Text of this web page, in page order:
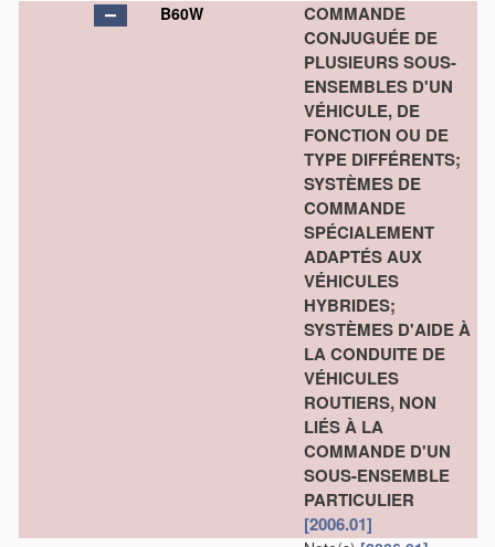
B60W
COMMANDE
CONJUGUÉE DE
PLUSIEURS SOUS-
ENSEMBLES D'UN
VÉHICULE, DE
FONCTION OU DE
TYPE DIFFÉRENTS;
SYSTÈMES DE
COMMANDE
SPÉCIALEMENT
ADAPTÉS AUX
VÉHICULES
HYBRIDES;
SYSTÈMES D'AIDE À
LA CONDUITE DE
VÉHICULES
ROUTIERS, NON
LIÉS À LA
COMMANDE D'UN
SOUS-ENSEMBLE
PARTICULIER
[2006.01]